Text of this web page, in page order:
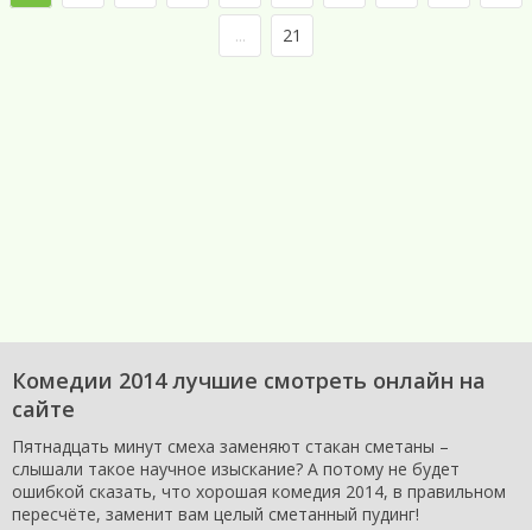
... 21
Комедии 2014 лучшие смотреть онлайн на
сайте
Пятнадцать минут смеха заменяют стакан сметаны –
слышали такое научное изыскание? А потому не будет
ошибкой сказать, что хорошая комедия 2014, в правильном
пересчёте, заменит вам целый сметанный пудинг!